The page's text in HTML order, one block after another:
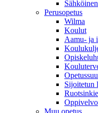
Perusopetus
Wilma
Koulut
Aamu- ja
Sijoitetun
Muu opetus